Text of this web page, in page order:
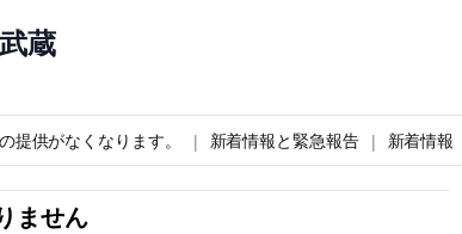
蔵
提供がなくなります。 新着情報と緊急報告 新着情報
ません